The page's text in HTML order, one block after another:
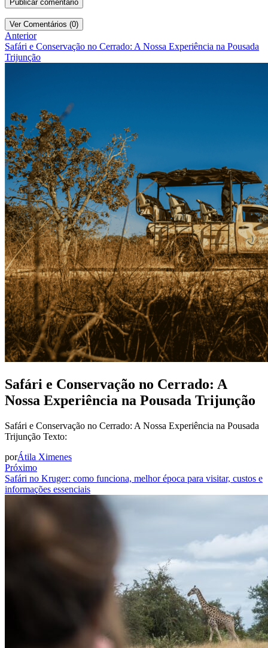
Ver Comentários (0)
Anterior
Safári e Conservação no Cerrado: A Nossa Experiência na Pousada
Trijunção
Safári e Conservação no Cerrado: A
Nossa Experiência na Pousada Trijunção
Safári e Conservação no Cerrado: A Nossa Experiência na Pousada
Trijunção Texto:
porÁtila Ximenes
Próximo
Safári no Kruger: como funciona, melhor época para visitar, custos e
informações essenciais